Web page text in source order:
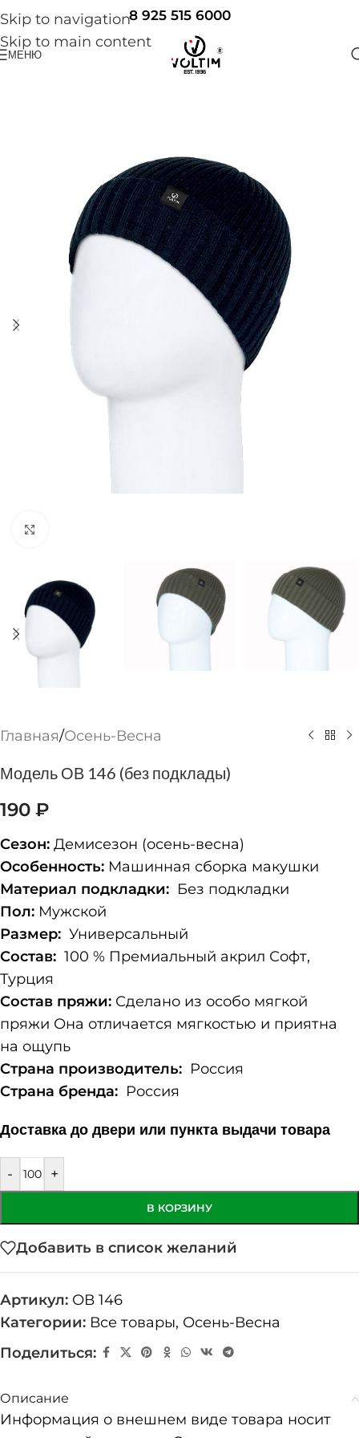
Skip to navigation
Skip to main content
8 925 515 6000
МЕНЮ
Главная/Осень-Весна
Модель ОВ 146 (без подклады)
190 ₽
Сезон: Демисезон (осень-весна)
Особенность: Машинная сборка макушки
Материал подкладки: Без подкладки
Пол: Мужской
Размер: Универсальный
Состав: 100 % Премиальный акрил Софт,
Турция
Состав пряжи: Сделано из особо мягкой
пряжи Она отличается мягкостью и приятна
на ощупь
Страна производитель: Россия
Страна бренда: Россия
Доставка до двери или пункта выдачи товара
- +
В КОРЗИНУ
Добавить в список желаний
Артикул: ОВ 146
Категории: Все товары, Осень-Весна
Поделиться:
Описание
Информация о внешнем виде товара носит